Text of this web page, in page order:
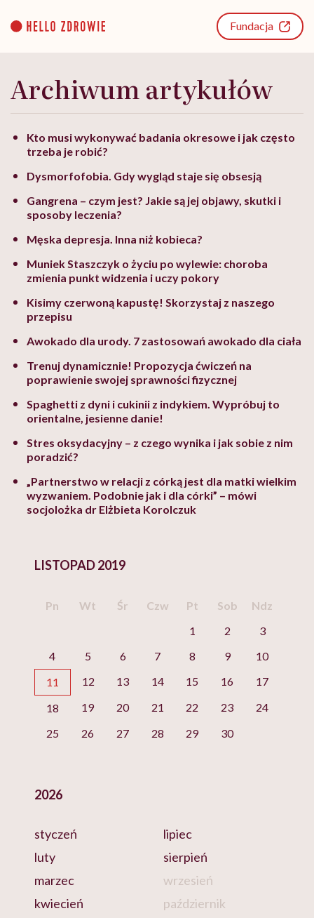
content
Fundacja
Archiwum artykułów
Kto musi wykonywać badania okresowe i jak często
trzeba je robić?
Dysmorfofobia. Gdy wygląd staje się obsesją
Gangrena – czym jest? Jakie są jej objawy, skutki i
sposoby leczenia?
Męska depresja. Inna niż kobieca?
Muniek Staszczyk o życiu po wylewie: choroba
zmienia punkt widzenia i uczy pokory
Kisimy czerwoną kapustę! Skorzystaj z naszego
przepisu
Awokado dla urody. 7 zastosowań awokado dla ciała
Trenuj dynamicznie! Propozycja ćwiczeń na
poprawienie swojej sprawności fizycznej
Spaghetti z dyni i cukinii z indykiem. Wypróbuj to
orientalne, jesienne danie!
Stres oksydacyjny – z czego wynika i jak sobie z nim
poradzić?
„Partnerstwo w relacji z córką jest dla matki wielkim
wyzwaniem. Podobnie jak i dla córki” – mówi
socjolożka dr Elżbieta Korolczuk
LISTOPAD 2019
Pn Wt Śr Czw Pt Sob
Ndz
1
2
3
4
5 6 7 8 9
10
11
12 13 14 15 16
17
18
19 20 21 22 23
24
25
26 27 28 29 30
2026
styczeń
luty
marzec
kwiecień
lipiec
sierpień
wrzesień
październik